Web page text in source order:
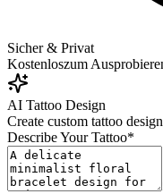
Sicher & Privat
Kostenloszum
AI Tattoo Design
Create custom tattoo
Describe Your Tattoo*